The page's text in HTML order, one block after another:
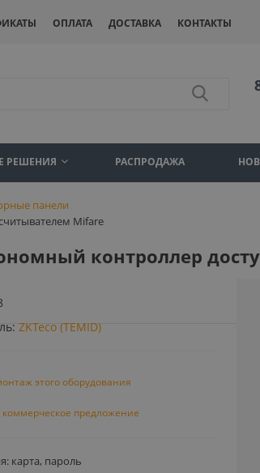
ОПЛАТА ДОСТАВКА КОНТАКТЫ
РЕШЕНИЯ РАСПРОДАЖА
панели
Mifare
контроллер
ZKTeco (TEMID)
этого оборудования
коммерческое предложение
карта, пароль